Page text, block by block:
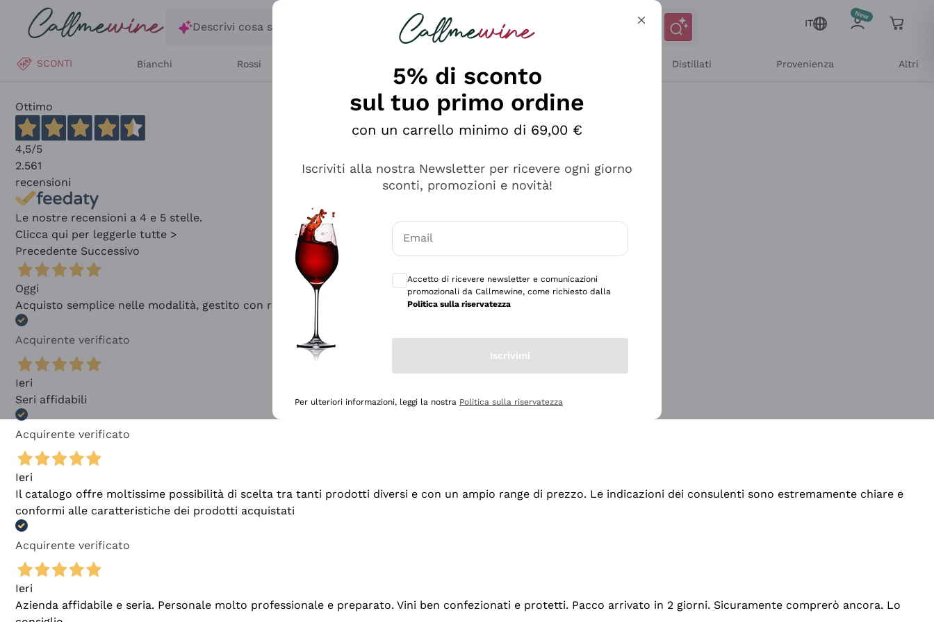
Salta al contenuto principale
Descrivi cosa stai cercando
IT
SCONTI Bianchi Rossi Distillati Provenienza Altri
Ottimo
4,5/5
2.561
recensioni
Le nostre recensioni a 4 e 5 stelle.
Clicca qui per leggerle tutte >
Precedente Successivo
Oggi
Acquisto semplice nelle modalità, gestito con rapidità e professionalità
Acquirente verificato
Ieri
Seri affidabili
Acquirente verificato
Ieri
Il catalogo offre moltissime possibilità di scelta tra tanti prodotti diversi e con un ampio range di prezzo. Le indicazioni dei consulenti sono estremamente chiare e
conformi alle caratteristiche dei prodotti acquistati
Acquirente verificato
Ieri
Azienda affidabile e seria. Personale molto professionale e preparato. Vini ben confezionati e protetti. Pacco arrivato in 2 giorni. Sicuramente comprerò ancora. Lo
5% di sconto
sul tuo primo ordine
con un carrello minimo di 69,00 €
Iscriviti alla nostra Newsletter per ricevere ogni giorno
sconti, promozioni e novità!
Email
Accetto di ricevere newsletter e comunicazioni
promozionali da Callmewine, come richiesto dalla
Politica sulla riservatezza
Iscrivimi
Per ulteriori informazioni, leggi la nostra Politica sulla riservatezza